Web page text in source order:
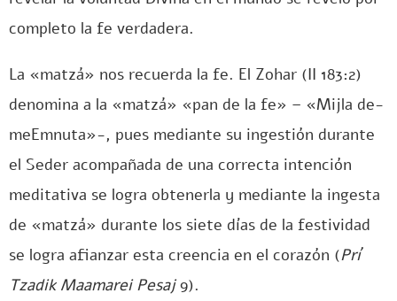
completo la fe verdadera.
La «matzá» nos recuerda la fe. El Zohar (II 183:2)
denomina a la «matzá» «pan de la fe» – «Mijla de-
meEmnuta»-, pues mediante su ingestión durante
el Seder acompañada de una correcta intención
meditativa se logra obtenerla y mediante la ingesta
de «matzá» durante los siete días de la festividad
se logra afianzar esta creencia en el corazón (Prí
Tzadik Maamarei Pesaj9).